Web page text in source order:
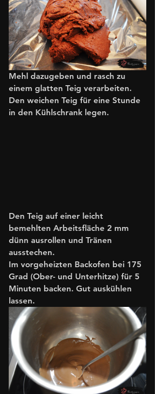
Mehl dazugeben und rasch zu
einem glatten Teig verarbeiten.
Den weichen Teig für eine Stunde
in den Kühlschrank legen.
Den Teig auf einer leicht
bemehlten Arbeitsfläche 2 mm
dünn ausrollen und Tränen
ausstechen.
Im vorgeheizten Backofen bei 175
Grad (Ober- und Unterhitze) für 5
Minuten backen. Gut auskühlen
lassen.